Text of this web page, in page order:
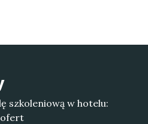
szkoleniową w hotelu: